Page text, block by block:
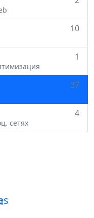
10
1
37
сетях
4